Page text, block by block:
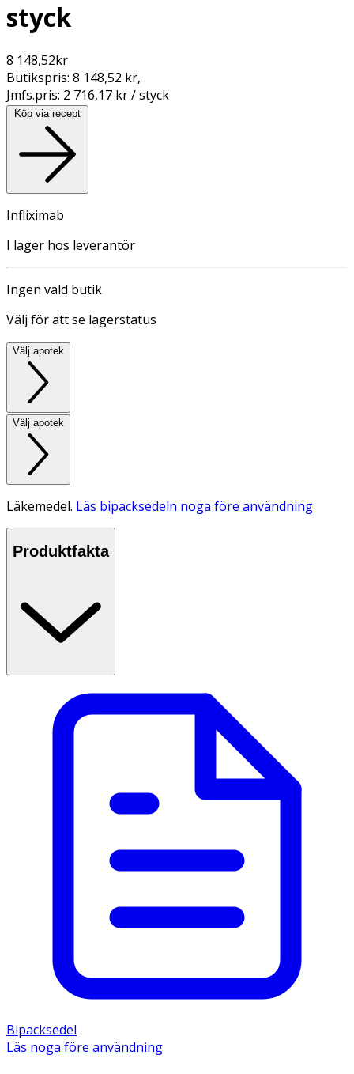
styck
8 148,52kr
Butikspris: 8 148,52 kr,
Jmfs.pris: 2 716,17 kr / styck
Köp via recept
Infliximab
I lager hos leverantör
Ingen vald butik
Välj för att se lagerstatus
Välj apotek
Välj apotek
Läkemedel. Läs bipacksedeln noga före användning
Produktfakta
Bipacksedel
Läs noga före användning